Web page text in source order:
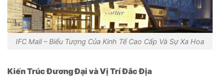
IFC Mall – Biểu Tượng Của Kinh Tế Cao Cấp Và Sự Xa Hoa
Kiến Trúc Đương Đại và Vị Trí Đắc Địa